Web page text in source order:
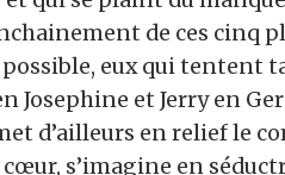
de ces cinq
eux qui tentent
Josephine et Jerry en
d’ailleurs en relief le
s’imagine en